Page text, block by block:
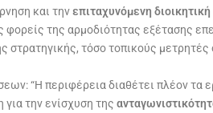
και τηνεπιταχυνόμενη
της αρμοδιότητας εξέτασης
τόσο τοπικούς μετρητές
“Η περιφέρεια διαθέτει πλέον τα
την ενίσχυση της